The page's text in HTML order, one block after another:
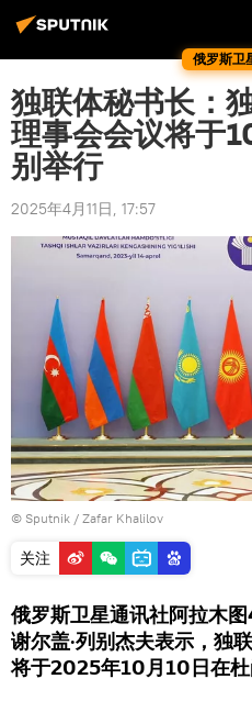
俄罗斯卫
独联体秘书长：
理事会会议将于
别举行
2025年4月11日, 17:57
© Sputnik / Zafar Khalilov
关注
俄罗斯卫星通讯社阿拉木
谢尔盖·列别杰夫表示，独
将于2025年10月10日在杜